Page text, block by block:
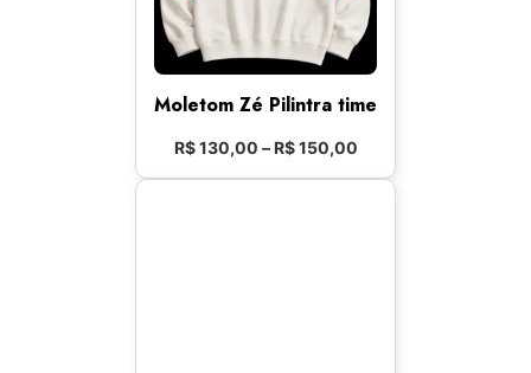
Moletom Zé Pilintra time
R$130,00 – R$150,00